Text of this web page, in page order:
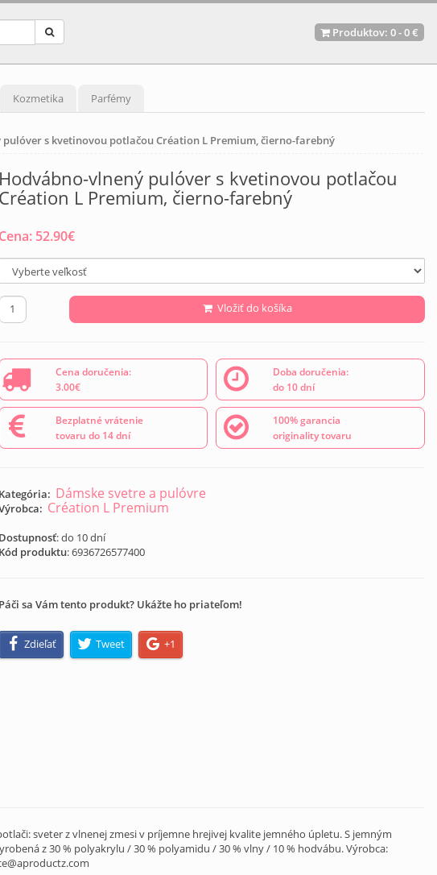
Produktov: 0-0 €
Kozmetika Parfémy
s kvetinovou potlačou Création L Premium, čierno-farebný
Hodvábno-vlnený pulóver s kvetinovou potlačou
Création L Premium, čierno-farebný
Cena: 52.90€
Vložiť do košíka
Cena doručenia:
3.00€
Doba doručenia:
do 10 dní
Bezplatné vrátenie
tovaru do 14 dní
100% garancia
originality tovaru
Kategória: Dámske svetre a pulóvre
Création L Premium
Dostupnosť: do 10 dní
Kód produktu:6936726577400
Páči sa Vám tento produkt? Ukážte ho priateľom!
Zdieľať Tweet +1
sveter z vlnenej zmesi v príjemne hrejivej kvalite jemného úpletu. S jemným
z 30 % polyakrylu / 30 % polyamidu / 30 % vlny / 10 % hodvábu. Výrobca: